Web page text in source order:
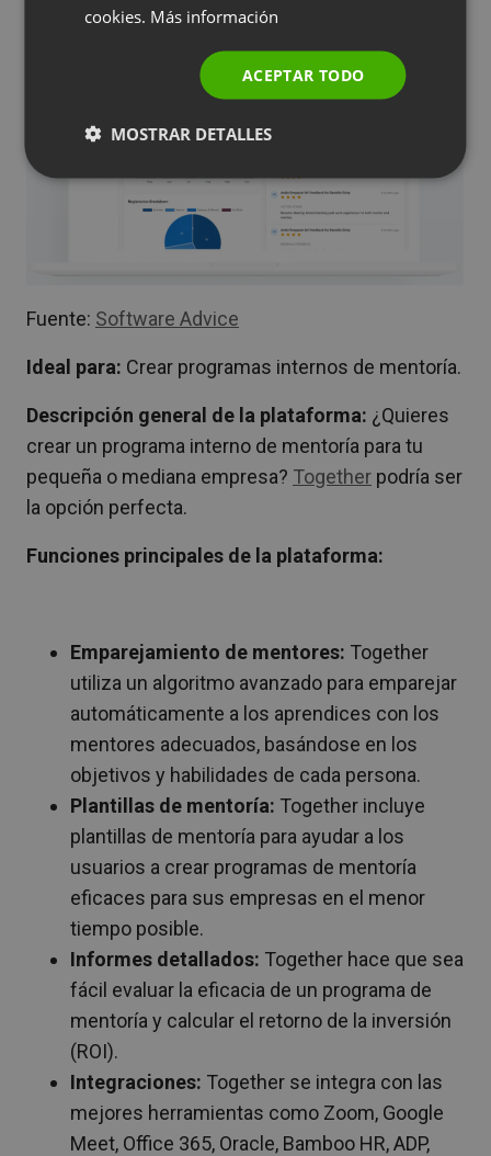
Fuente: Software Advice
Ideal para: Crear programas internos de mentoría.
Descripción general de la plataforma: ¿Quieres
crear un programa interno de mentoría para tu
pequeña o mediana empresa? Together podría ser
la opción perfecta.
Funciones principales de la plataforma:
Emparejamiento de mentores: Together
utiliza un algoritmo avanzado para emparejar
automáticamente a los aprendices con los
mentores adecuados, basándose en los
objetivos y habilidades de cada persona.
Plantillas de mentoría: Together incluye
plantillas de mentoría para ayudar a los
usuarios a crear programas de mentoría
eficaces para sus empresas en el menor
tiempo posible.
Informes detallados: Together hace que sea
fácil evaluar la eficacia de un programa de
mentoría y calcular el retorno de la inversión
(ROI).
Integraciones: Together se integra con las
mejores herramientas como Zoom, Google
Meet, Office 365, Oracle, Bamboo HR, ADP,
RUSSIAN
SPANISH
cookies. Más información
ACEPTAR TODO
MOSTRAR DETALLES